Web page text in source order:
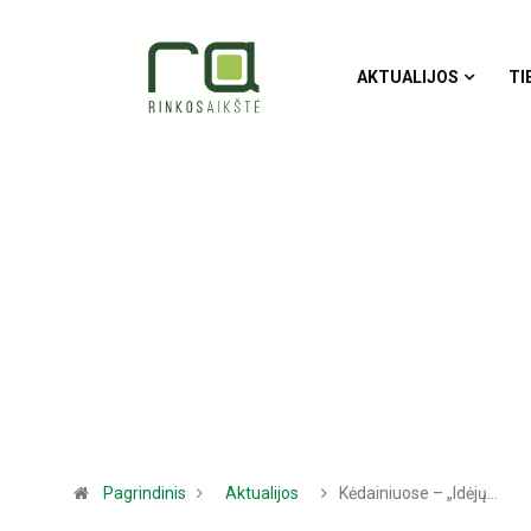
AKTUALIJOS
Pagrindinis Aktualijos Kėdainiuose – „Idėjų…